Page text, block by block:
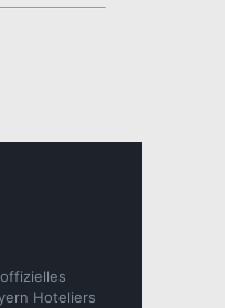
Hoteliers